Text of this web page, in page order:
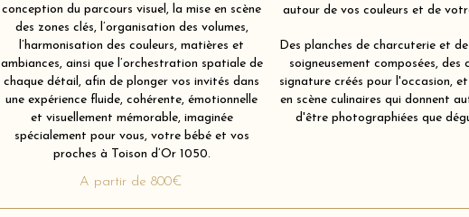
conception du parcours visuel, la mise en scène
des zones clés, l’organisation des volumes,
l’harmonisation des couleurs, matières et
ambiances, ainsi que l’orchestration spatiale de
chaque détail, afin de plonger vos invités dans
une expérience fluide, cohérente, émotionnelle
et visuellement mémorable, imaginée
spécialement pour vous, votre bébé et vos
proches à Toison d’Or 1050.
autour de vos couleurs et de
Des planches de charcuterie et
soigneusement composées, des
signature créés pour l'occasion, et
en scène culinaires qui donnent
d'être photographiées que
A partir de 800€